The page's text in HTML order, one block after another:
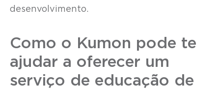
desenvolvimento.
Como o Kumon pode te
ajudar a oferecer um
serviço de educação de